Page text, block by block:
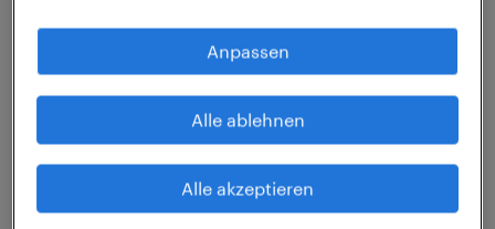
Donauwörth, Bayern
€5000,00 - €5500,00 pro Stunde
Gesundheit und Sozialwesen
Anpassen
Alle ablehnen
Alle akzeptieren